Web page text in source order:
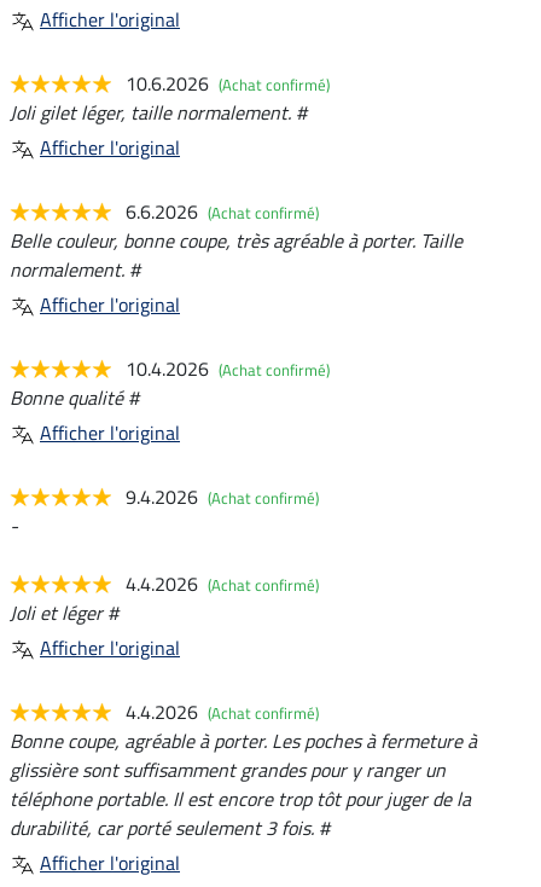
Afficher l'original
10.6.2026 (Achat confirmé)
Joli gilet léger, taille normalement. #
Afficher l'original
6.6.2026 (Achat confirmé)
Belle couleur, bonne coupe, très agréable à porter. Taille
normalement. #
Afficher l'original
10.4.2026 (Achat confirmé)
Bonne qualité #
Afficher l'original
9.4.2026 (Achat confirmé)
-
4.4.2026 (Achat confirmé)
Joli et léger #
Afficher l'original
4.4.2026 (Achat confirmé)
Bonne coupe, agréable à porter. Les poches à fermeture à
glissière sont suffisamment grandes pour y ranger un
téléphone portable. Il est encore trop tôt pour juger de la
durabilité, car porté seulement 3 fois. #
Afficher l'original